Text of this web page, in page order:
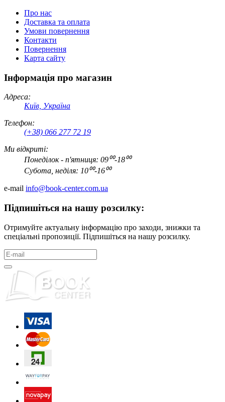
Про нас
Доставка та оплата
Умови повернення
Контакти
Повернення
Карта сайту
Інформація про магазин
Адреса:
Київ, Україна
Телефон:
(+38) 066 277 72 19
Ми відкриті:
Понеділок - п'ятниця: 09⁰⁰-18⁰⁰
Субота, неділя: 10⁰⁰-16⁰⁰
e-mail info@book-center.com.ua
Підпишіться на нашу розсилку:
Отримуйте актуальну інформацію про заходи, знижки та
спеціальні пропозиції. Підпишіться на нашу розсилку.